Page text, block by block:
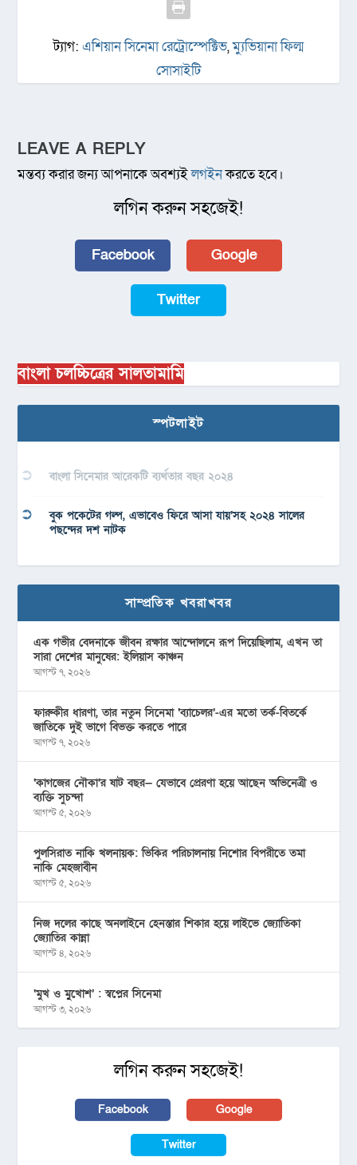
ট্যাগ: এশিয়ান সিনেমা রেট্রোস্পেক্টিভ,ম্যুভিয়ানা ফিল্ম
সোসাইটি
LEAVE A REPLY
মন্তব্য করার জন্য আপনাকে অবশ্যইলগইনকরতে হবে।
লগিন করুন সহজেই!
Facebook Google
Twitter
বাংলা চলচ্চিত্রের সালতামামি
স্পটলাইট
বাংলা সিনেমার আরেকটি ব্যর্থতার বছর ২০২৪
বুক পকেটের গল্প, এভাবেও ফিরে আসা যায়’সহ ২০২৪ সালের
পছন্দের দশ নাটক
সাম্প্রতিক খবরাখবর
এক গভীর বেদনাকে জীবন রক্ষার আন্দোলনে রূপ দিয়েছিলাম, এখন তা
সারা দেশের মানুষের: ইলিয়াস কাঞ্চন
আগস্ট ৭, ২০২৬
ফারুকীর ধারণা, তার নতুন সিনেমা ‘ব্যাচেলর’-এর মতো তর্ক-বিতর্কে
জাতিকে দুই ভাগে বিভক্ত করতে পারে
আগস্ট ৭, ২০২৬
‘কাগজের নৌকা’র ষাট বছর— যেভাবে প্রেরণা হয়ে আছেন অভিনেত্রী ও
ব্যক্তি সুচন্দা
আগস্ট ৫, ২০২৬
পুলসিরাত নাকি খলনায়ক: ভিকির পরিচালনায় নিশোর বিপরীতে তমা
নাকি মেহজাবীন
আগস্ট ৫, ২০২৬
নিজ দলের কাছে অনলাইনে হেনস্তার শিকার হয়ে লাইভে জ্যোতিকা
জ্যোতির কান্না
আগস্ট ৪, ২০২৬
‘মুখ ও মু্খোশ’ : স্বপ্নের সিনেমা
আগস্ট ৩, ২০২৬
লগিন করুন সহজেই!
Facebook Google
Twitter